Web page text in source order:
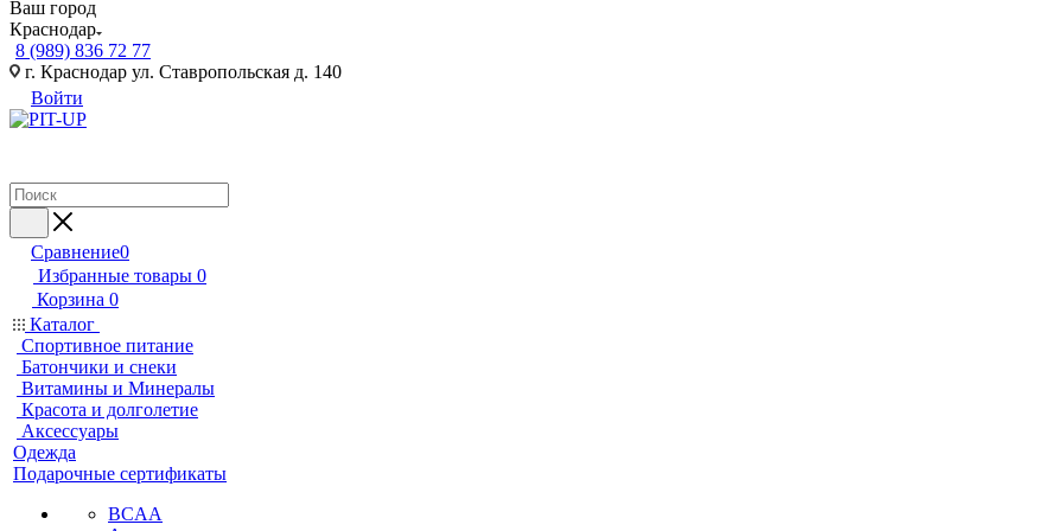
Ваш город
Краснодар
8 (989) 836 72 77
г. Краснодар ул. Ставропольская д. 140
Войти
Сравнение0
Избранные товары 0
Корзина 0
Каталог
Спортивное питание
Батончики и снеки
Витамины и Минералы
Красота и долголетие
Аксессуары
Одежда
Подарочные сертификаты
BCAA